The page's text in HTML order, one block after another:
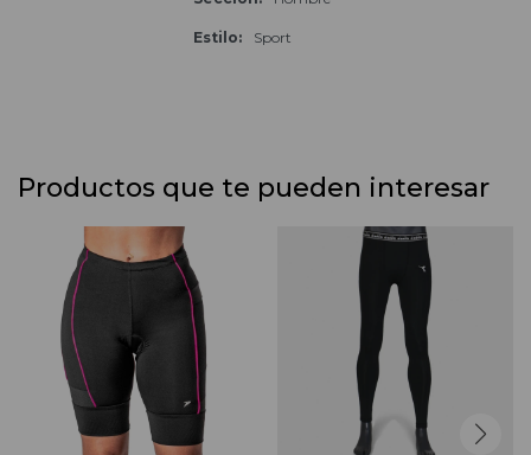
Estilo Sport
Productos que te pueden interesar